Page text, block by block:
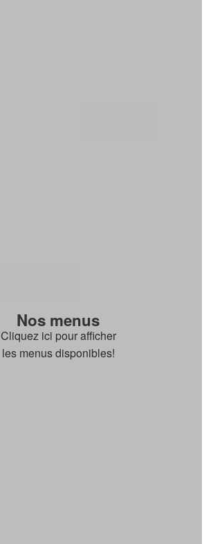
Nos menus
Cliquez ici pour afficher
les menus disponibles!